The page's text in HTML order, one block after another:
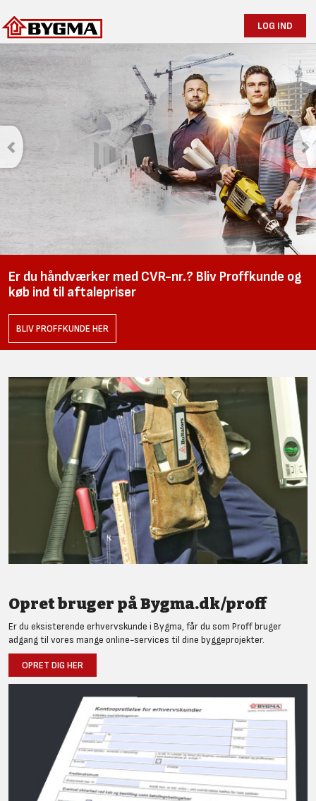
LOG IND
Savner du avisen
i skurvognen?
Fremover udkommer avisen kun online. Tilmeld dig Bygmas
nyhedsbrev, så går du ikke glip af noget.
Er du håndværker med CVR-nr.? Bliv Proffkunde og
køb ind til aftalepriser
BLIV PROFFKUNDE HER
Opret bruger på Bygma.dk/proff
Er du eksisterende erhvervskunde i Bygma, får du som Proff bruger
adgang til vores mange online-services til dine byggeprojekter.
OPRET DIG HER